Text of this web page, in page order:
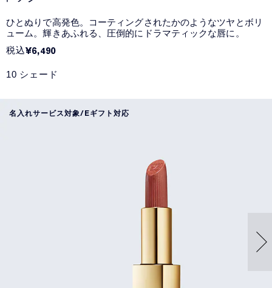
ひとぬりで高発色。コーティングされたかのようなツヤとボリ
ューム。輝きあふれる、圧倒的にドラマティックな唇に。
税込¥6,490
10 シェード
名入れサービス対象/Eギフト対応